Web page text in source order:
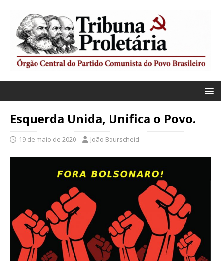
Esquerda Unida, Unifica o Povo.
19 de maio de 2020 João Bourscheid